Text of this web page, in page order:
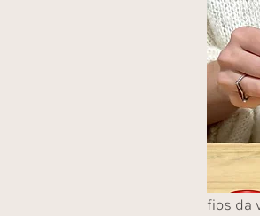
fios da